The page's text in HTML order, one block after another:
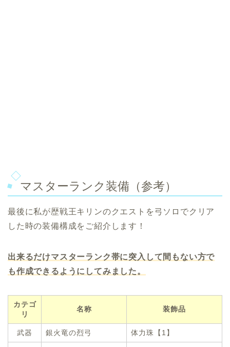
マスターランク装備（参考）
最後に私が歴戦王キリンのクエストを弓ソロでクリア
した時の装備構成をご紹介します！
出来るだけマスターランク帯に突入して間もない方で
も作成できるようにしてみました。
カテゴ
リ
名称 装飾品
武器 銀火竜の烈弓 体力珠【1】